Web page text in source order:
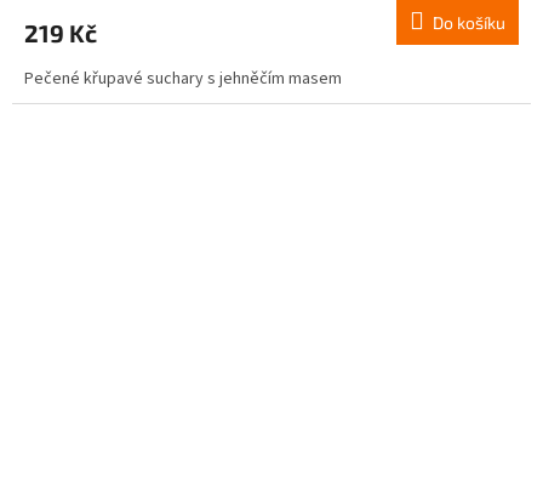
219 Kč Do košíku
Pečené křupavé suchary s jehněčím masem